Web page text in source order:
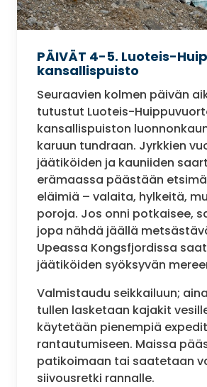
PÄIVÄT 4-5. Luoteis-
kansallispuisto
Seuraavien kolmen päivän
tutustut Luoteis-
kansallispuiston
karuun tundraan. Jyrkkien
jäätiköiden ja kauniiden
erämaassa päästään
eläimiä – valaita, hylkeitä,
poroja. Jos onni potkaisee,
jopa nähdä jäällä
Upeassa Kongsfjordissa
jäätiköiden syöksyvän
Valmistaudu seikkailuun;
tullen lasketaan kajakit
käytetään pienempiä
rantautumiseen. Maissa
patikoimaan tai saatetaan
siivousretki rannalle.